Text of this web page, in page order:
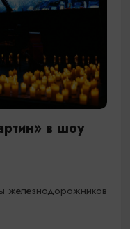
в шоу
железнодорожников